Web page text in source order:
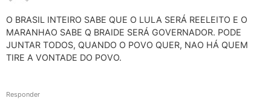
O BRASIL INTEIRO SABE QUE O LULA SERÁ REELEITO E O
MARANHAO SABE Q BRAIDE SERÁ GOVERNADOR. PODE
JUNTAR TODOS, QUANDO O POVO QUER, NAO HÁ QUEM
TIRE A VONTADE DO POVO.
Responder